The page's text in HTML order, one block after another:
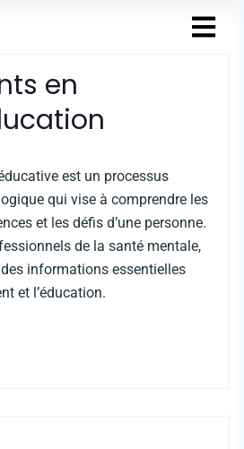
en
est un processus
qui vise à comprendre les
et les défis d’une personne.
de la santé mentale,
des informations essentielles
et l’éducation.